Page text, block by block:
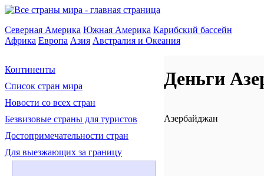
Северная Америка Южная Америка Карибский бассейн
Африка Европа Азия Австралия и Океания
Континенты
Список стран мира
Новости со всех стран
Безвизовые страны для туристов
Достопримечательности стран
Для выезжающих за границу
Деньги
Азербайджан